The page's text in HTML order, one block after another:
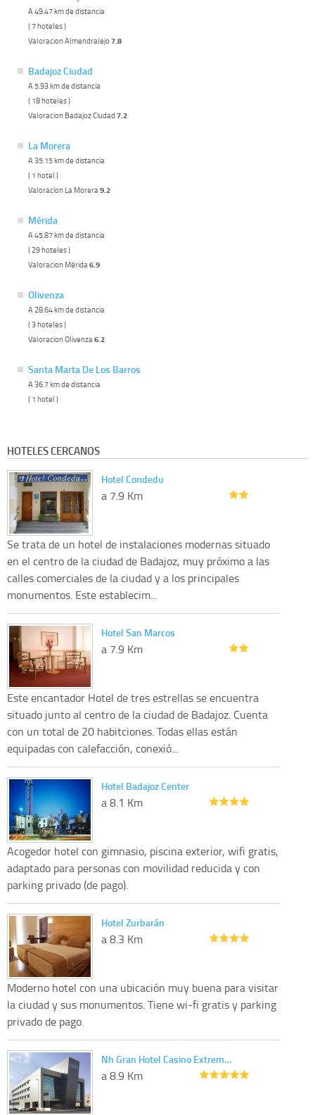
A 49.47 km de distancia
( 7 hoteles )
Valoracion Almendralejo7.8
Badajoz Ciudad
A 5.93 km de distancia
( 18 hoteles )
Valoracion Badajoz Ciudad 7.2
La Morera
A 35.15 km de distancia
( 1 hotel )
Valoracion La Morera 9.2
Mérida
A 45.87 km de distancia
( 29 hoteles )
Valoracion Mérida 6.9
Olivenza
A 28.64 km de distancia
( 3 hoteles )
Valoracion Olivenza 6.2
Santa Marta De Los Barros
A 36.7 km de distancia
( 1 hotel )
HOTELES CERCANOS
Hotel Condedu
a 7.9 Km
Se trata de un hotel de instalaciones modernas situado
en el centro de la ciudad de Badajoz, muy próximo a las
calles comerciales de la ciudad y a los principales
monumentos. Este establecim...
Hotel San Marcos
a 7.9 Km
Este encantador Hotel de tres estrellas se encuentra
situado junto al centro de la ciudad de Badajoz. Cuenta
con un total de 20 habitciones. Todas ellas están
equipadas con calefacción, conexió...
Hotel Badajoz Center
a 8.1 Km
Acogedor hotel con gimnasio, piscina exterior, wifi gratis,
adaptado para personas con movilidad reducida y con
parking privado (de pago).
Hotel Zurbarán
a 8.3 Km
Moderno hotel con una ubicación muy buena para visitar
la ciudad y sus monumentos. Tiene wi-fi gratis y parking
privado de pago.
Nh Gran Hotel Casino Extrem…
a 8.9 Km